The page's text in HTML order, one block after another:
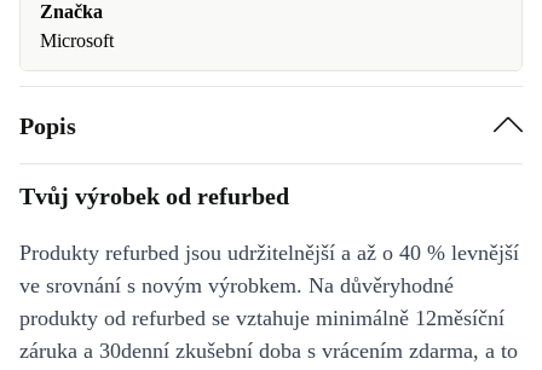
Značka
Microsoft
Popis
Tvůj výrobek od refurbed
Produkty refurbed jsou udržitelnější a až o 40 % levnější
ve srovnání s novým výrobkem. Na důvěryhodné
produkty od refurbed se vztahuje minimálně 12měsíční
záruka a 30denní zkušební doba s vrácením zdarma, a to